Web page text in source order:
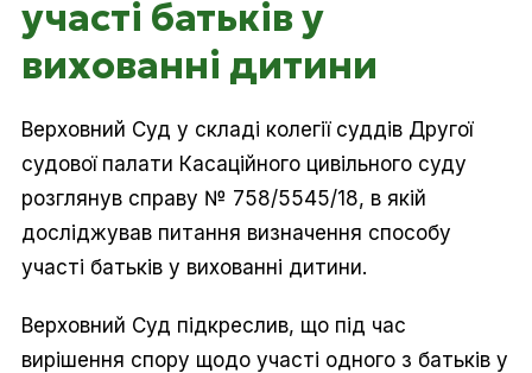
участі батьків у
вихованні дитини
Верховний Суд у складі колегії суддів Другої
судової палати Касаційного цивільного суду
розглянув справу № 758/5545/18, в якій
досліджував питання визначення способу
участі батьків у вихованні дитини.
Верховний Суд підкреслив, що під час
вирішення спору щодо участі одного з батьків у